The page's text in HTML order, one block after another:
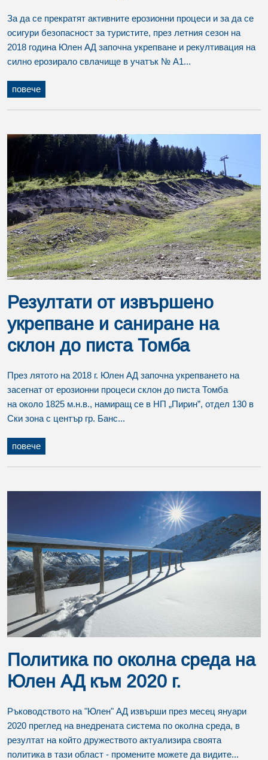
За да се прекратят активните ерозионни процеси и за да се
осигури безопасност за туристите, през летния сезон на
2018 година Юлен АД започна укрепване и рекултивация на
силно ерозирало свлачище в учатък № А1...
повече
Резултати от извършено
укрепване и саниране на
склон до писта Томба
През лятото на 2018 г. Юлен АД започна укрепването на
засегнат от ерозионни процеси склон до писта Томба
на около 1825 м.н.в., намиращ се в НП „Пирин”, отдел 130 в
Ски зона с център гр. Банс...
повече
Политика по околна среда на
Юлен АД към 2020 г.
Ръководството на "Юлен" АД извърши през месец януари
2020 преглед на внедрената система по околна среда, в
резултат на който дружеството актуализира своята
политика в тази област - промените можете да видите...